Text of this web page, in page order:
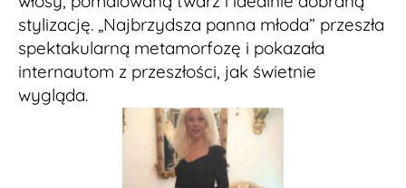
stylizację. „Najbrzydsza panna młoda” przeszła
spektakularną metamorfozę i pokazała
internautom z przeszłości, jak świetnie
wygląda.